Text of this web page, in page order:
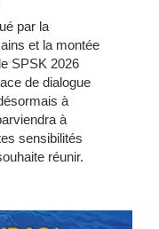
par la
et la montée
SPSK 2026
de dialogue
à
à
sensibilités
réunir.